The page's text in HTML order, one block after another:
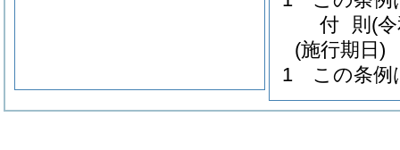
付 則 (
(施行期日)
1
この条例